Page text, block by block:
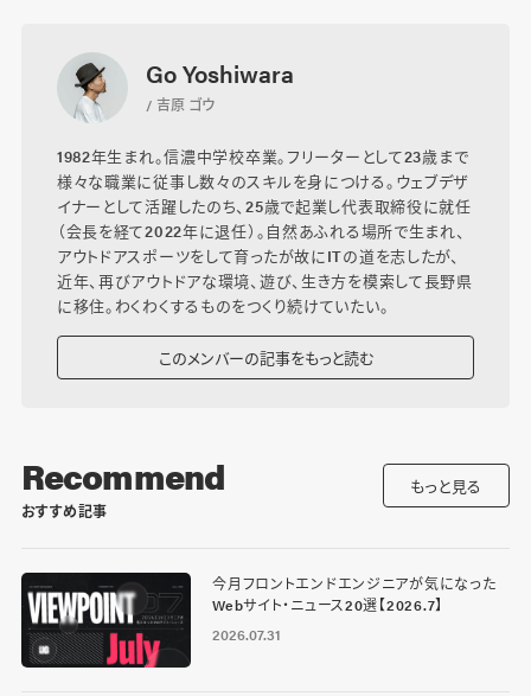
Go Yoshiwara
/ 吉原 ゴウ
1982年生まれ。信濃中学校卒業。フリーターとして23歳まで
様々な職業に従事し数々のスキルを身につける。ウェブデザ
イナーとして活躍したのち、25歳で起業し代表取締役に就任
（会長を経て2022年に退任）。自然あふれる場所で生まれ、
アウトドアスポーツをして育ったが故にITの道を志したが、
近年、再びアウトドアな環境、遊び、生き方を模索して長野県
に移住。わくわくするものをつくり続けていたい。
このメンバーの記事をもっと読む
Recommend
おすすめ記事
もっと見る
今月フロントエンドエンジニアが気になった
Webサイト・ニュース20選【2026.7】
2026.07.31